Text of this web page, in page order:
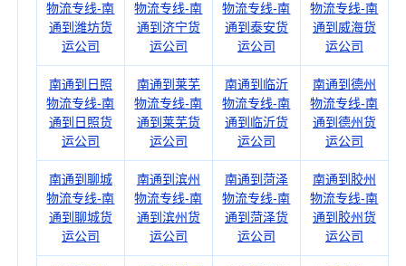
物流专线-南
通到潍坊货
运公司
物流专线-南
通到济宁货
运公司
物流专线-南
通到泰安货
运公司
物流专线-南
通到威海货
运公司
南通到日照
物流专线-南
通到日照货
运公司
南通到莱芜
物流专线-南
通到莱芜货
运公司
南通到临沂
物流专线-南
通到临沂货
运公司
南通到德州
物流专线-南
通到德州货
运公司
南通到聊城
物流专线-南
通到聊城货
运公司
南通到滨州
物流专线-南
通到滨州货
运公司
南通到菏泽
物流专线-南
通到菏泽货
运公司
南通到胶州
物流专线-南
通到胶州货
运公司